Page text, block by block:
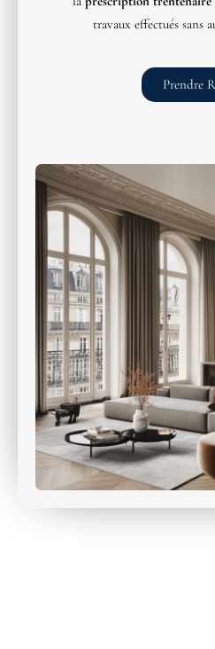
travaux effectués sans
Prendre